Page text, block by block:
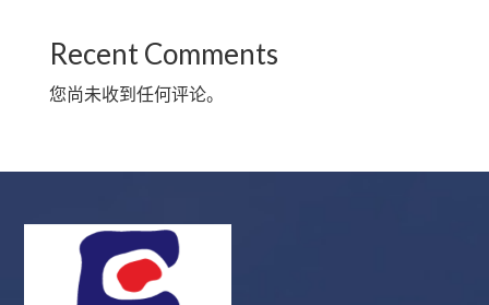
Recent Comments
您尚未收到任何评论。